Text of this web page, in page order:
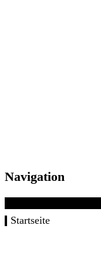
Navigation
Startseite